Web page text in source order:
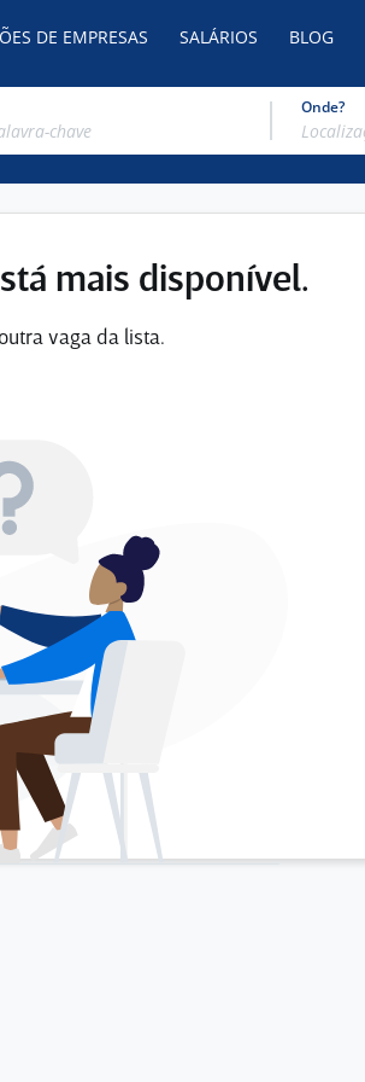
DE EMPRESAS SALÁRIOS BLOG
Onde?
mais disponível.
vaga da lista.